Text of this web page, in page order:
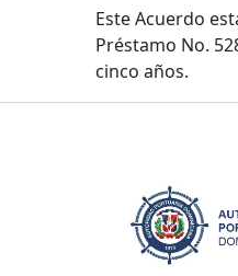
Este Acuerdo
Préstamo No.
cinco años.